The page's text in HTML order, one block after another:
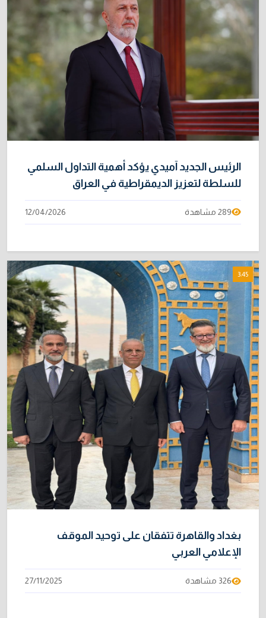
الرئيس الجديد آميدي يؤكد أهمية التداول السلمي
للسلطة لتعزيز الديمقراطية في العراق
289 مشاهدة 12/04/2026
3:45
بغداد والقاهرة تتفقان على توحيد الموقف
الإعلامي العربي
326 مشاهدة 27/11/2025